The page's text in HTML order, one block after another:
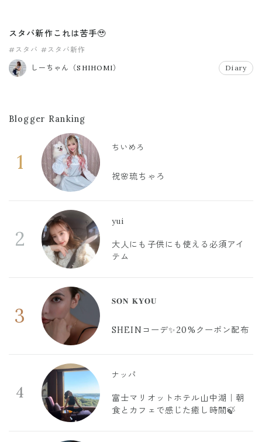
スタバ新作これは苦手🥹
#スタバ #スタバ新作
しーちゃん（SHIHOMI） Diary
Blogger Ranking
1
ちいめろ
祝🌸琉ちゃろ
2
yui
大人にも子供にも使える必須アイ
テム
3
𝐒𝐎𝐍 𝐊𝐘𝐎𝐔
SHEINコーデ✨20%クーポン配布
4
ナッパ
富士マリオットホテル山中湖｜朝
食とカフェで感じた癒し時間🍃